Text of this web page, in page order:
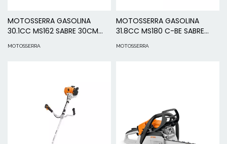
MOTOSSERRA GASOLINA
30.1CC MS162 SABRE 30CM
MOTOSSERRA
MOTOSSERRA GASOLINA
31.8CC MS180 C-BE SABRE
MOTOSSERRA